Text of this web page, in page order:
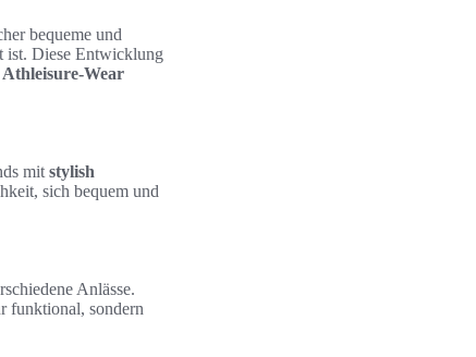
bequeme und
ist. Diese Entwicklung
Athleisure-Wear
mit stylish
sich bequem und
Anlässe.
funktional, sondern